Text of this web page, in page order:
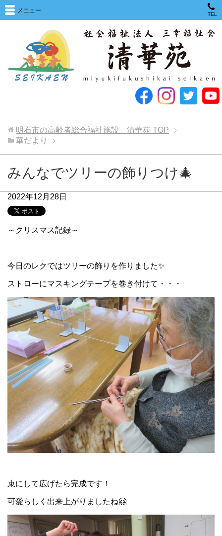
メニュー
TEL
明石市の高齢者総合福祉施設 清華苑 TOP
華だより
みんなでツリーの飾りつけ🎄
2022年12月28日
～クリスマス記録～
今日のレクではツリーの飾りを作りました✨
ストローにマスキングテープを巻き付けて・・・
束にして広げたら完成です！
可愛らしく出来上がりましたね🤗